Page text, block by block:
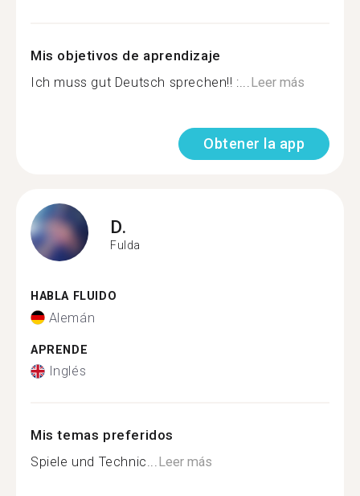
Mis objetivos de aprendizaje
Ich muss gut Deutsch sprechen!! :...Leer más
Obtener la app
D.
Fulda
HABLA FLUIDO
Alemán
APRENDE
Inglés
Mis temas preferidos
Spiele und Technic...Leer más